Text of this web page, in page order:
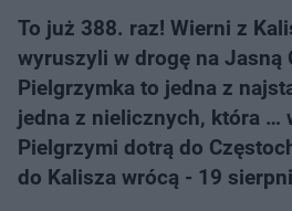
To już 388. raz! Wierni z
wyruszyli w drogę na Jasną
Pielgrzymka to jedna z
jedna z nielicznych, która …
Pielgrzymi dotrą do
do Kalisza wrócą - 19